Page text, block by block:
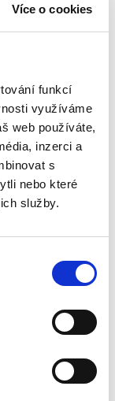
Více o cookies
funkcí
využíváme
web používáte,
inzerci a
s
nebo které
služby.